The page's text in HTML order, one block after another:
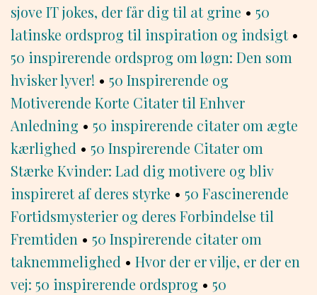
sjove IT jokes, der får dig til at grine • 50
latinske ordsprog til inspiration og indsigt•
50 inspirerende ordsprog om løgn: Den som
hvisker lyver! • 50 Inspirerende og
Motiverende Korte Citater til Enhver
Anledning • 50 inspirerende citater om ægte
kærlighed • 50 Inspirerende Citater om
Stærke Kvinder: Lad dig motivere og bliv
inspireret af deres styrke • 50 Fascinerende
Fortidsmysterier og deres Forbindelse til
Fremtiden • 50 Inspirerende citater om
taknemmelighed • Hvor der er vilje, er der en
vej: 50 inspirerende ordsprog • 50